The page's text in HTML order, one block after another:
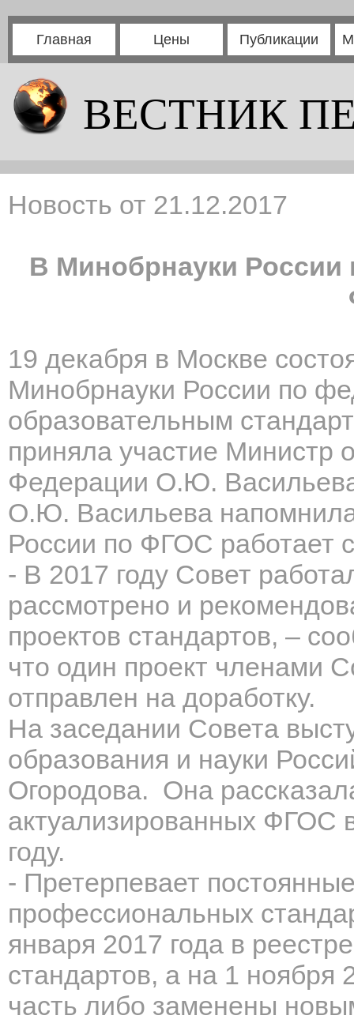
Главная Цены Публикации
ВЕСТНИК
Новость от 21.12.2017
В Минобрнауки России
19 декабря в Москве
Минобрнауки России по
образовательным
приняла участие Министр
Федерации О.Ю.
О.Ю. Васильева
России по ФГОС работает
- В 2017 году Совет
рассмотрено и
проектов стандартов, –
что один проект членами
отправлен на доработку.
На заседании Совета
образования и науки
Огородова. Она
актуализированных ФГОС
году.
- Претерпевает
профессиональных
января 2017 года в
стандартов, а на 1 ноября
часть либо заменены